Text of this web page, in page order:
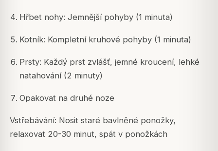
Hřbet nohy: Jemnější pohyby (1 minuta)
Kotník: Kompletní kruhové pohyby (1 minuta)
Prsty: Každý prst zvlášť, jemné kroucení, lehké
natahování (2 minuty)
Opakovat na druhé noze
Vstřebávání: Nosit staré bavlněné ponožky,
relaxovat 20-30 minut, spát v ponožkách